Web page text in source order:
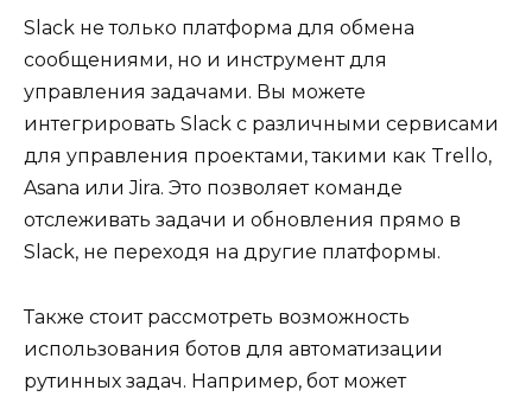
Slack не только платформа для обмена
сообщениями, но и инструмент для
управления задачами. Вы можете
интегрировать Slack с различными сервисами
для управления проектами, такими как Trello,
Asana или Jira. Это позволяет команде
отслеживать задачи и обновления прямо в
Slack, не переходя на другие платформы.
Также стоит рассмотреть возможность
использования ботов для автоматизации
рутинных задач. Например, бот может